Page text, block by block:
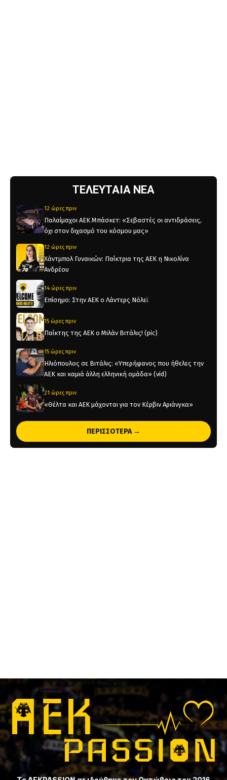
ΤΕΛΕΥΤΑΙΑ ΝΕΑ
12 ώρες πριν
Παλαίμαχοι ΑΕΚ Μπάσκετ: «Σεβαστές οι αντιδράσεις,
όχι στον διχασμό του κόσμου μας»
12 ώρες πριν
Χάντμπολ Γυναικών: Παίκτρια της ΑΕΚ η Νικολίνα
Ανδρέου
14 ώρες πριν
Επίσημο: Στην ΑΕΚ ο Λάντερς Νόλεϊ
15 ώρες πριν
Παίκτης της ΑΕΚ ο Μιλάν Βιτάλις! (pic)
15 ώρες πριν
Ηλιόπουλος σε Βιτάλις: «Υπερήφανος που ήθελες την
ΑΕΚ και καμιά άλλη ελληνική ομάδα» (vid)
21 ώρες πριν
«Θέλτα και ΑΕΚ μάχονται για τον Κέρβιν Αριάνγκα»
21 ώρες πριν
Όλη η Κρήτη «Κιτρινόμαυρη» : Ολοταχώς για sold out
ΠΕΡΙΣΣΟΤΕΡΑ →